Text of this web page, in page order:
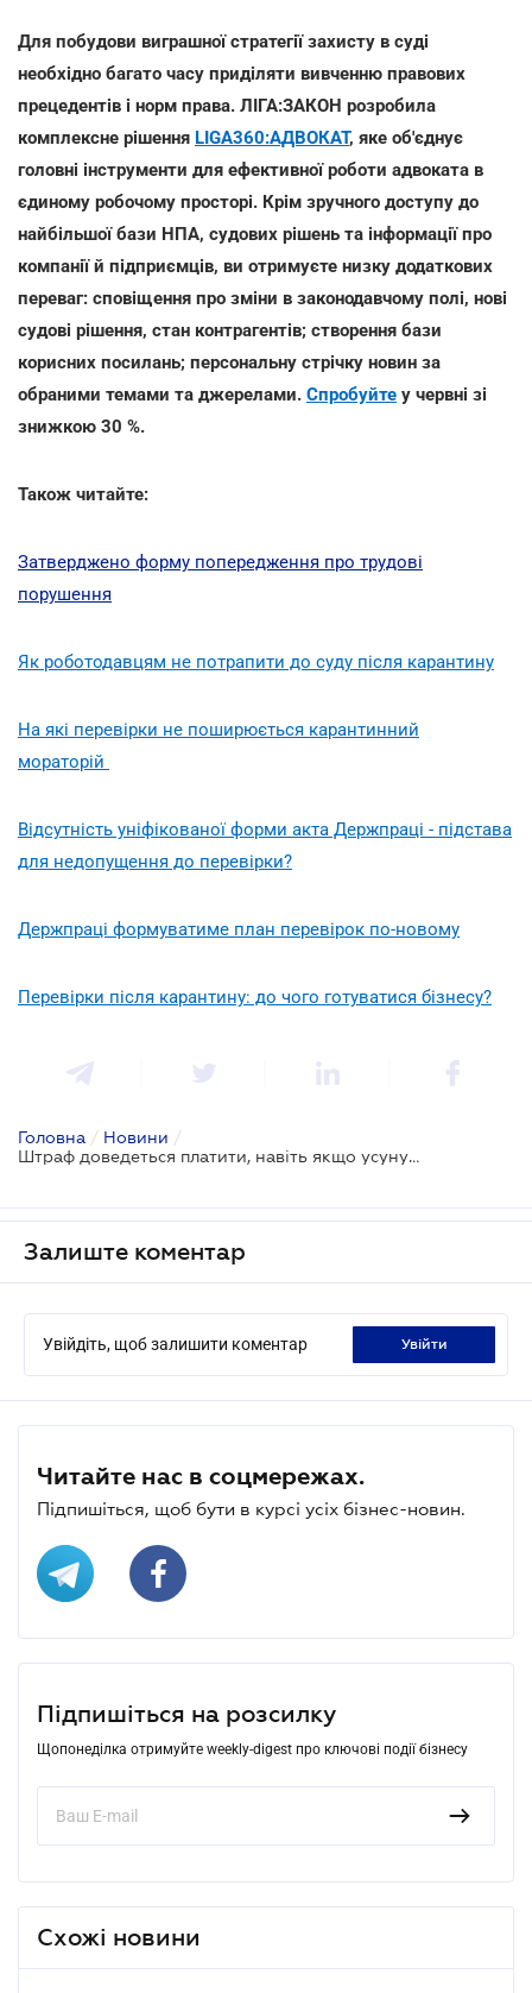
Для побудови виграшної стратегії захисту в суді
необхідно багато часу приділяти вивченню правових
прецедентів і норм права. ЛІГА:ЗАКОН розробила
комплексне рішення LIGA360:АДВОКАТ, яке об'єднує
головні інструменти для ефективної роботи адвоката в
єдиному робочому просторі. Крім зручного доступу до
найбільшої бази НПА, судових рішень та інформації про
компанії й підприємців, ви отримуєте низку додаткових
переваг: сповіщення про зміни в законодавчому полі, нові
судові рішення, стан контрагентів; створення бази
корисних посилань; персональну стрічку новин за
обраними темами та джерелами. Спробуйте у червні зі
знижкою 30 %.
Також читайте:
Затверджено форму попередження про трудові
порушення
Як роботодавцям не потрапити до суду після карантину
На які перевірки не поширюється карантинний
мораторій
Відсутність уніфікованої форми акта Держпраці - підстава
для недопущення до перевірки?
Держпраці формуватиме план перевірок по-новому
Перевірки після карантину: до чого готуватися бізнесу?
Головна / Новини /
Штраф доведеться платити, навіть якщо усунув виявлені Держпраці порушення: рішення ВС
Залиште коментар
Увійдіть, щоб залишити коментар увійти
Читайте нас в соцмережах.
Підпишіться, щоб бути в курсі усіх бізнес-новин.
Підпишіться на розсилку
Щопонеділка отримуйте weekly-digest про ключові події бізнесу
Схожі новини